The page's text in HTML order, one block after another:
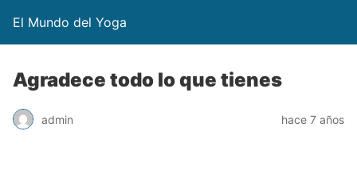
El Mundo del Yoga
Agradece todo lo que tienes
admin hace 7 años